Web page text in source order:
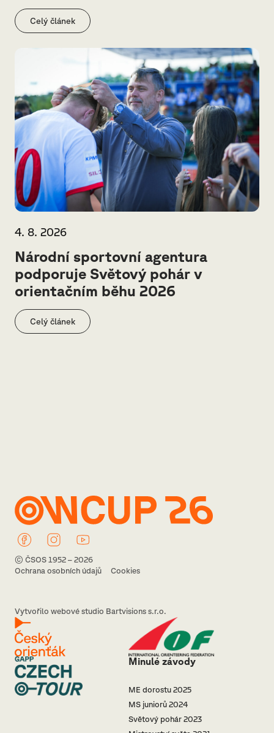
Celý článek
4. 8. 2026
Národní sportovní agentura
podporuje Světový pohár v
orientačním běhu 2026
Celý článek
© ČSOS 1952 – 2026
Ochrana osobních údajů
Cookies
Vytvořilo webové studio Bartvisions s.r.o.
Minulé závody
ME dorostu 2025
MS juniorů 2024
Světový pohár 2023